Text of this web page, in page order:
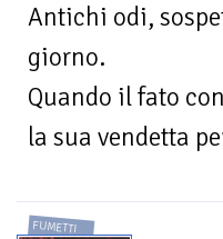
Antichi odi,
giorno.
Quando il fato
la sua vendetta
FUMETTI